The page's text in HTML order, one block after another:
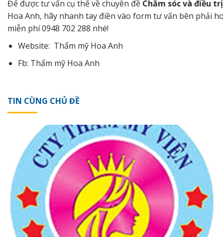
Để được tư vấn cụ thể về chuyên đề Chăm sóc và điều
Hoa Anh, hãy nhanh tay điền vào form tư vấn bên phải
miễn phí0948 702 288 nhé!
Website: Thẩm mỹ Hoa Anh
Fb: Thẩm mỹ Hoa Anh
TIN CÙNG CHỦ ĐỀ